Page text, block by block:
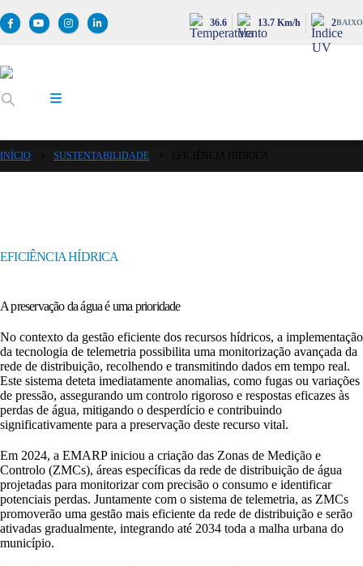
36.6 13.7 Km/h 2BAIXO
INÍCIO SUSTENTABILIDADE
EFICIÊNCIA HÍDRICA
A preservação da água é uma prioridade
No contexto da gestão eficiente dos recursos hídricos, a implementação
da tecnologia de telemetria possibilita uma monitorização avançada da
rede de distribuição, recolhendo e transmitindo dados em tempo real.
Este sistema deteta imediatamente anomalias, como fugas ou variações
de pressão, assegurando um controlo rigoroso e respostas eficazes às
perdas de água, mitigando o desperdício e contribuindo
significativamente para a preservação deste recurso vital.
Em 2024, a EMARP iniciou a criação das Zonas de Medição e
Controlo (ZMCs), áreas específicas da rede de distribuição de água
projetadas para monitorizar com precisão o consumo e identificar
potenciais perdas. Juntamente com o sistema de telemetria, as ZMCs
promoverão uma gestão mais eficiente da rede de distribuição e serão
ativadas gradualmente, integrando até 2034 toda a malha urbana do
município.